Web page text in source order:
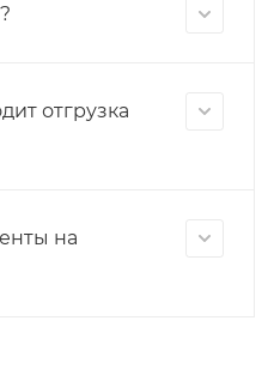
отгрузка
на